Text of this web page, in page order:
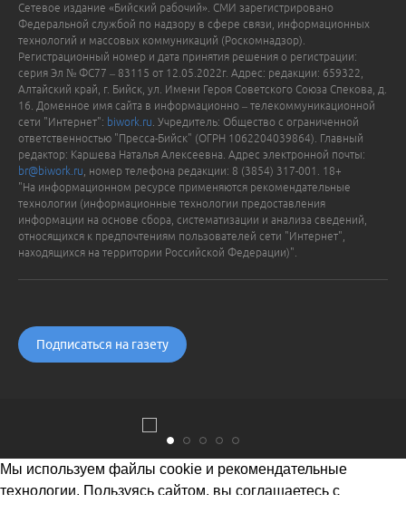
Сетевое издание «Бийский рабочий». СМИ зарегистрировано
Федеральной службой по надзору в сфере связи, информационных
технологий и массовых коммуникаций (Роскомнадзор).
Регистрационный номер и дата принятия решения о регистрации:
серия Эл № ФС77 – 83115 от 12.05.2022г. Адрес: редакции: 659322,
Алтайский край, г. Бийск, ул. Имени Героя Советского Союза Спекова, д.
16. Доменное имя сайта в информационно – телекоммуникационной
сети "Интернет": biwork.ru . Учредитель: Общество с ограниченной
ответственностью "Пресса-Бийск" (ОГРН 1062204039864). Главный
редактор: Каршева Наталья Алексеевна. Адрес электронной почты:
br@biwork.ru , номер телефона редакции: 8 (3854) 317-001. 18+
"На информационном ресурсе применяются рекомендательные
технологии (информационные технологии предоставления
информации на основе сбора, систематизации и анализа сведений,
относящихся к предпочтениям пользователей сети "Интернет",
находящихся на территории Российской Федерации)".
Подписаться на газету
Мы используем файлы cookie и рекомендательные
технологии. Пользуясь сайтом, вы соглашаетесь с